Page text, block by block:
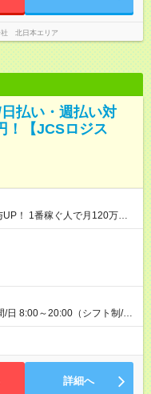
社 北日本エリア
払い・週払い対
！【JCSロジス
！ 1番稼ぐ人で月120万ほ
係 1日150個配達×25日勤務
/日 8:00～20:00（シフト制/実
では週4も有り） ※配達状況に
※案件により多少の前後あり
詳細へ